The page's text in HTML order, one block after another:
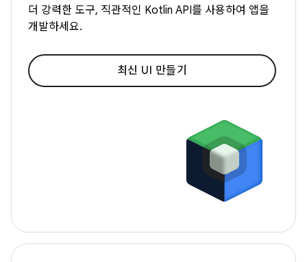
더 강력한 도구, 직관적인 Kotlin API를 사용하여 앱을
개발하세요.
최신 UI 만들기